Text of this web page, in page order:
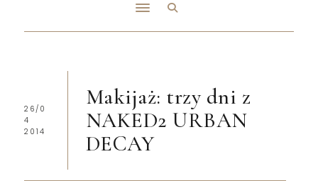
26/0
4
2014
Makijaż: trzy dni z
NAKED2 URBAN
DECAY